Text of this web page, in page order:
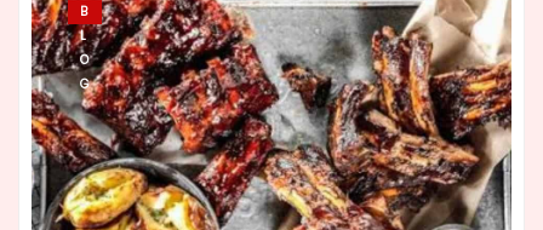
B
L
O
G